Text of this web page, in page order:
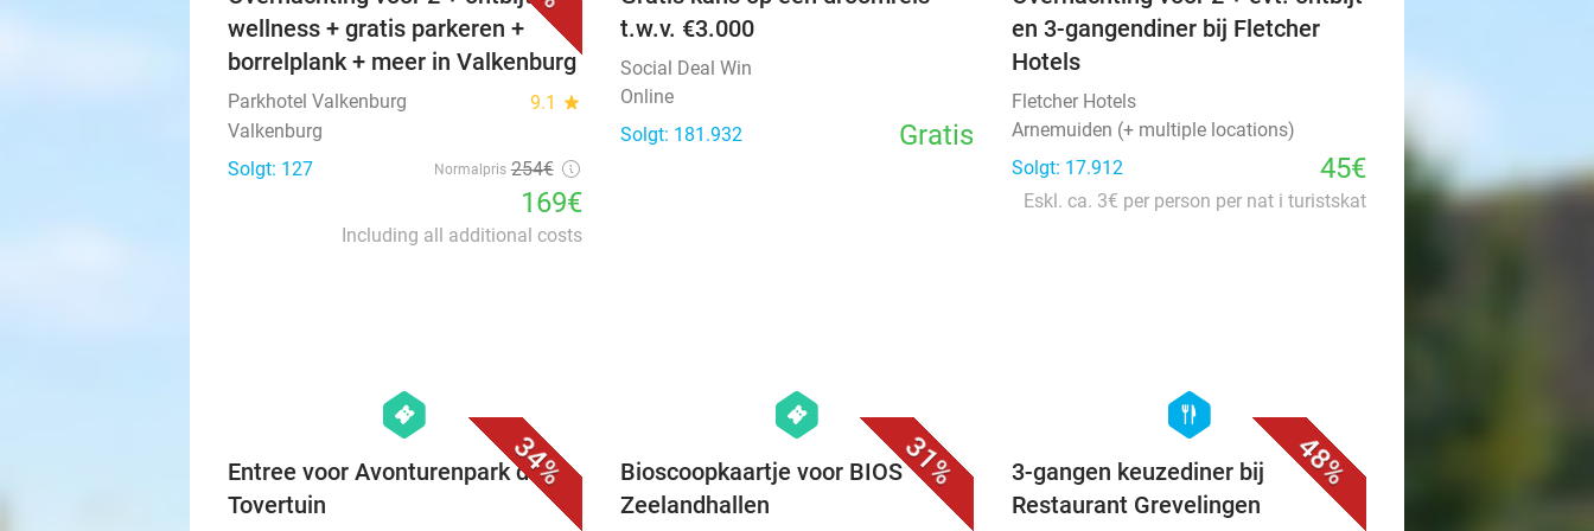
wellness + gratis parkeren +
borrelplank + meer in Valkenburg
Parkhotel Valkenburg 9.1 star
Valkenburg
Solgt: 127
Normalpris 254€
169€
Including all additional costs
t.w.v. €3.000
Social Deal Win
Online
Solgt: 181.932
Gratis
en 3-gangendiner bij Fletcher
Hotels
Fletcher Hotels
Arnemuiden (+ multiple locations)
Solgt: 17.912
45€
Eskl. ca. 3€ per person per nat i turistskat
34%
hexagon
events
Entree voor Avonturenpark de
Tovertuin
31%
hexagon
events
Bioscoopkaartje voor BIOS
Zeelandhallen
48%
hexagon
food
3-gangen keuzediner bij
Restaurant Grevelingen